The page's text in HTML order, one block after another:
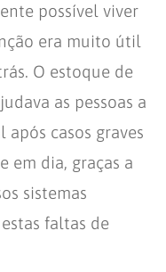
possível viver
era muito útil
O estoque de
as pessoas a
casos graves
em dia, graças a
sistemas
faltas de